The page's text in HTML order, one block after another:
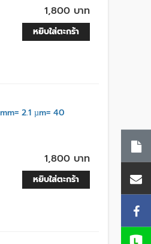
1,800 บาท
หยิบใส่ตะกร้า
2.1 µm= 40
1,800 บาท
หยิบใส่ตะกร้า